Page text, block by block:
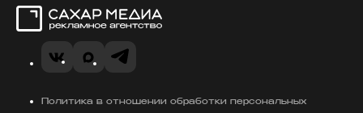
VK MAXTelegram
Политика в отношении обработки персональных